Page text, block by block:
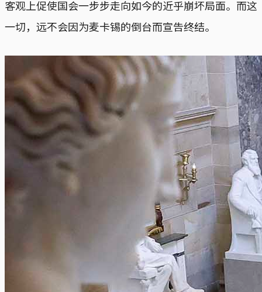
客观上促使国会一步步走向如今的近乎崩坏局面。而这
一切，远不会因为麦卡锡的倒台而宣告终结。